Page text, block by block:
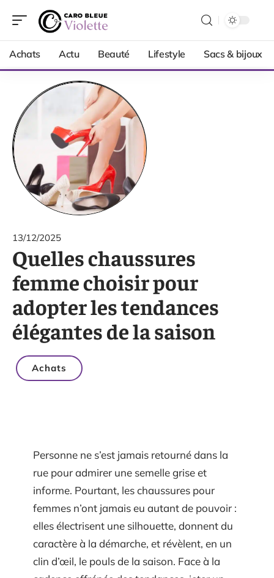
Achats Actu Beauté Lifestyle Sacs & bijoux
13/12/2025
Quelles chaussures
femme choisir pour
adopter les tendances
élégantes de la saison
Achats
Personne ne s’est jamais retourné dans la
rue pour admirer une semelle grise et
informe. Pourtant, les chaussures pour
femmes n’ont jamais eu autant de pouvoir :
elles électrisent une silhouette, donnent du
caractère à la démarche, et révèlent, en un
clin d’œil, le pouls de la saison. Face à la